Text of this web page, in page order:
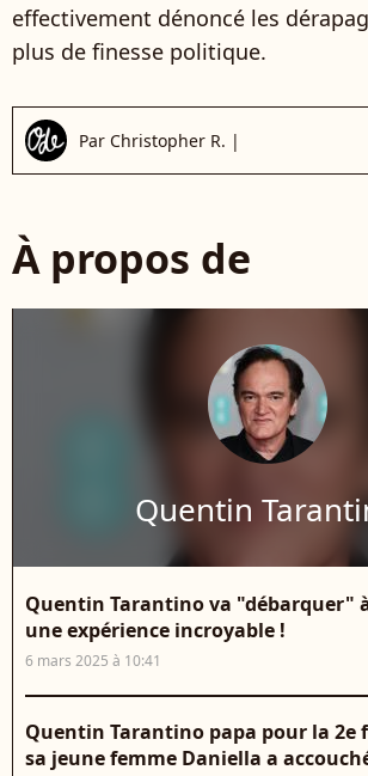
effectivement dénoncé les
plus de finesse politique.
Par Christopher R. |
À propos de
Quentin
Quentin Tarantino va "débarquer"
une expérience incroyable !
6 mars 2025 à 10:41
Quentin Tarantino papa pour la 2e
sa jeune femme Daniella a